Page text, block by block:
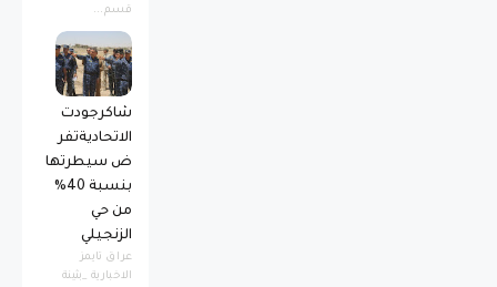
قسم...
شاكرجودت
الاتحاديةتفر
ض سيطرتها
بنسبة 40%
من حي
الزنجيلي
عراق تايمز
الاخبارية _بثينة